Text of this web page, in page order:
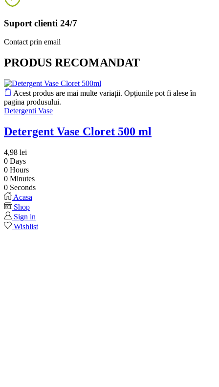
Suport clienti 24/7
Contact prin email
PRODUS RECOMANDAT
Acest produs are mai multe variații. Opțiunile pot fi alese în
pagina produsului.
Detergenti Vase
Detergent Vase Cloret 500 ml
4,98 lei
0 Days
0 Hours
0 Minutes
0 Seconds
Acasa
Shop
Sign in
Wishlist